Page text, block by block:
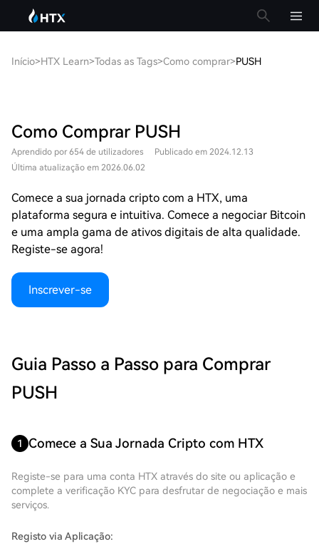
Início>HTX Learn>Todas as Tags>Como comprar>PUSH
Como Comprar PUSH
Aprendido por 654 de utilizadores
Publicado em 2024.12.13
Última atualização em 2026.06.02
Comece a sua jornada cripto com a HTX, uma
plataforma segura e intuitiva. Comece a negociar Bitcoin
e uma ampla gama de ativos digitais de alta qualidade.
Registe-se agora!
Inscrever-se
Guia Passo a Passo para Comprar
PUSH
1 Comece a Sua Jornada Cripto com HTX
Registe-se para uma conta HTX através do site ou aplicação e
complete a verificação KYC para desfrutar de negociação e mais
serviços.
Registo via Aplicação: